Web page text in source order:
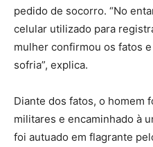
pedido de socorro. “No
celular utilizado para
mulher confirmou os fatos
sofria”, explica.
Diante dos fatos, o homem
militares e encaminhado à
foi autuado em flagrante